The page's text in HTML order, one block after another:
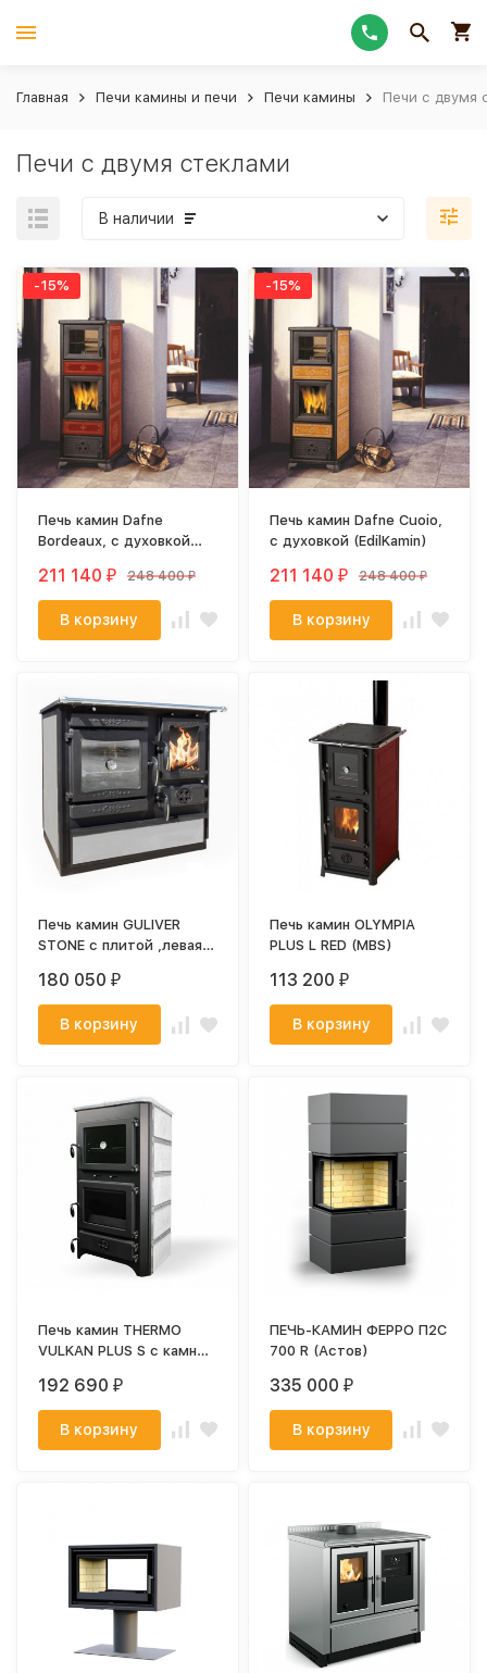
Главная Печи камины и печи Печи камины Печи с двумя
Печи с двумя стеклами
В наличии
-15%
Печь камин Dafne
Bordeaux, с духовкой
211 140₽ 248 400₽
В корзину
-15%
Печь камин Dafne Cuoio,
с духовкой (EdilKamin)
211 140₽ 248 400₽
В корзину
Печь камин GULIVER
STONE с плитой ,левая
180 050₽
В корзину
Печь камин OLYMPIA
PLUS L RED (MBS)
113 200₽
В корзину
Печь камин THERMO
VULKAN PLUS S с камнем
192 690₽
В корзину
ПЕЧЬ-КАМИН ФЕРРО П2С
700 R (Астов)
335 000₽
В корзину